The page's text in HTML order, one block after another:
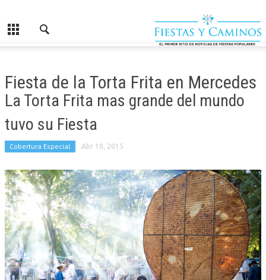
Fiesta de la Torta Frita en Mercedes
La Torta Frita mas grande del mundo
tuvo su Fiesta
Cobertura Especial Abr 10, 2015